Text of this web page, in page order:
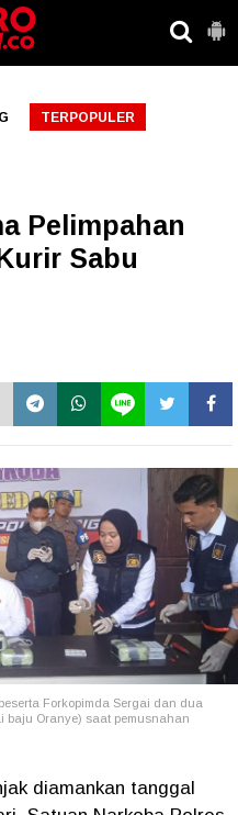
TERPOPULER
Pelimpahan
Sabu
Forkopimda Sergai dan dua
baju Oranye) saat pemusnahan
diamankan tanggal